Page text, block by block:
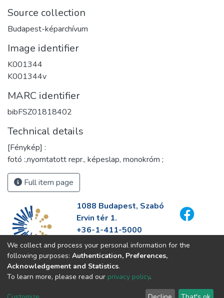
Source collection
Budapest-képarchívum
Image identifier
K001344
K001344v
MARC identifier
bibFSZ01818402
Technical details
[Fénykép] :
fotó :,nyomtatott repr., képeslap, monokróm ;
Full item page
1088 Budapest, Szabó
Ervin tér 1.
+36-1-411-5000
info@fszek.hu
https://fszek.hu
We collect and process your personal information for the
following purposes: Authentication, Preferences,
Acknowledgement and Statistics.
To learn more, please read our privacy policy.